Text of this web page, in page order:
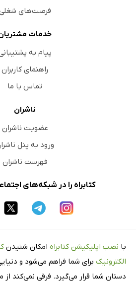
فرصت‌های
خدمات
پیام به
راهنمای کاربران
تماس با ما
ناشران
عضویت ناشران
ورود به پنل
فهرست ناشران
کتابراه را در شبکه‌های
با نصب اپلیکیشن کتابراه امکان شنیدن
الکترونیک برای شما فراهم می‌شود و
دستان شما قرار می‌گیرد. فرقی نمی‌کند از